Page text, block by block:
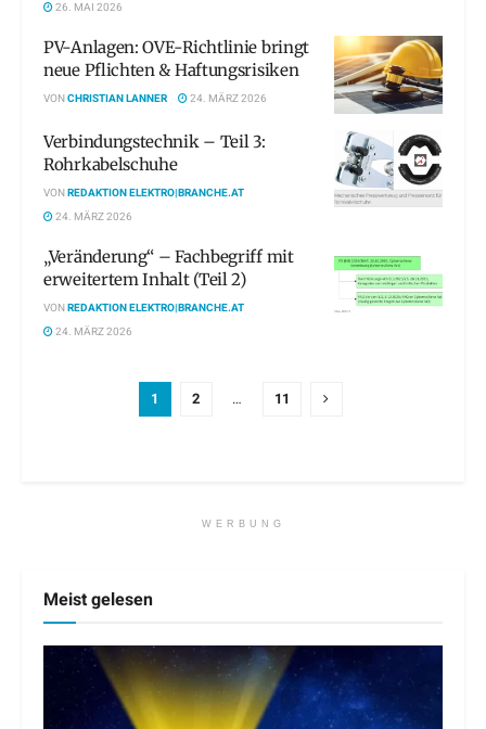
26. MAI 2026
PV-Anlagen: OVE-Richtlinie bringt
neue Pflichten & Haftungsrisiken
VONCHRISTIAN LANNER 24. MÄRZ 2026
Verbindungstechnik – Teil 3:
Rohrkabelschuhe
VONREDAKTION ELEKTRO|BRANCHE.AT
24. MÄRZ 2026
„Veränderung“ – Fachbegriff mit
erweitertem Inhalt (Teil 2)
VONREDAKTION ELEKTRO|BRANCHE.AT
24. MÄRZ 2026
1 2 … 11
WERBUNG
Meist gelesen